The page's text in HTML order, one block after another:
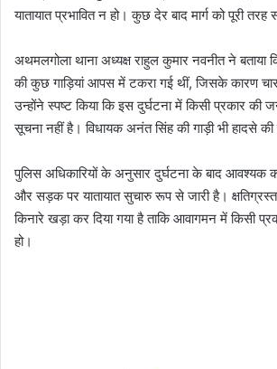
यातायात प्रभावित न हो। कुछ देर बाद मार्ग को पूरी तरह
अथमलगोला थाना अध्यक्ष राहुल कुमार नवनीत ने
की कुछ गाड़ियां आपस में टकरा गई थीं, जिसके कारण चार
उन्होंने स्पष्ट किया कि इस दुर्घटना में किसी प्रकार की
सूचना नहीं है। विधायक अनंत सिंह की गाड़ी भी हादसे
पुलिस अधिकारियों के अनुसार दुर्घटना के बाद आवश्यक
और सड़क पर यातायात सुचारु रूप से जारी है।
किनारे खड़ा कर दिया गया है ताकि आवागमन में किसी
हो।